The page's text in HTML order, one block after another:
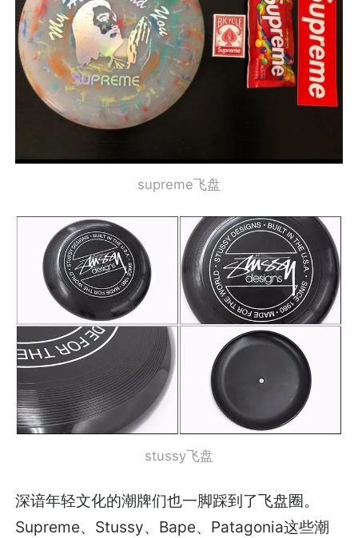
supreme飞盘
stussy飞盘
深谙年轻文化的潮牌们也一脚踩到了飞盘圈。
Supreme、Stussy、Bape、Patagonia这些潮